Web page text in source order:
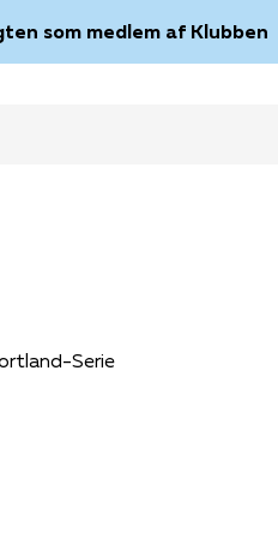
som medlem af Klubben
Serie